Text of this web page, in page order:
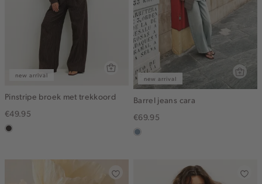
new arrival
Pinstripe broek met trekkoord
€49.95
choco
new arrival
Barrel jeans cara
€69.95
dusty